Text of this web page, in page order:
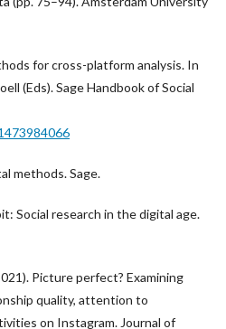
for cross-platform analysis. In
(Eds). Sage Handbook of Social
methods. Sage.
Social research in the digital age.
Picture perfect? Examining
quality, attention to
on Instagram. Journal of